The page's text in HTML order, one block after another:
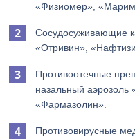
«Физиомер»,
Сосудосуживающие
«Отривин»,
Противоотечные
назальный аэрозоль
«Фармазолин».
Противовирусные